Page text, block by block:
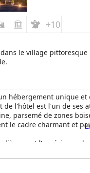
+10
le village
hébergement unique
de l'hôtel est l'un de
parsemé de zones
le cadre charmant et
l'expérience
le jardin ajoute à
besoin de plus de